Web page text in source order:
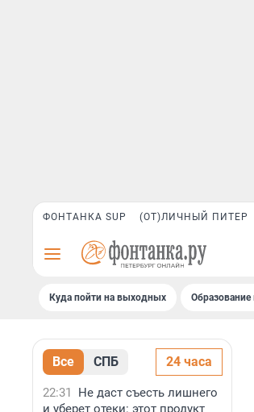
ФОНТАНКА SUP (ОТ)ЛИЧНЫЙ ПИТЕР
Куда пойти на выходных Образование
Все СПБ 24 часа
22:31
Не даст съесть лишнего
и уберет отеки: этот продукт